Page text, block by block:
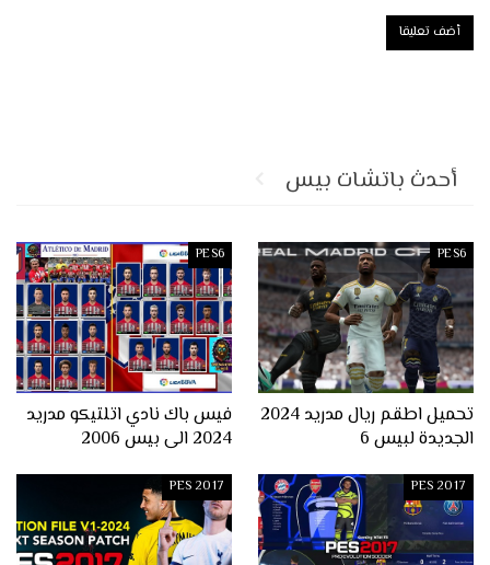
أحدث باتشات بيس
PES6
تحميل اطقم ريال مدريد 2024
الجديدة لبيس 6
PES6
فيس باك نادي اتلتيكو مدريد
2024 الى بيس 2006
PES 2017
PES 2017